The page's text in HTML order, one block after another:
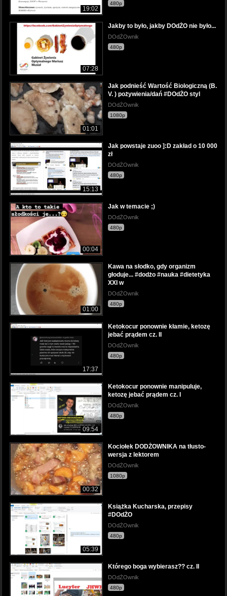
19:02
480p
07:28
Jakby to było, jakby DOdŻO nie było...
DOdŻOwnik
480p
01:01
Jak podnieść Wartość Biologiczną (B.
V. ) pożywienia/dań #DOdŻO styl
DOdŻOwnik
1080p
15:13
Jak powstaje zuoo ]:D zakład o 10 000
zł
DOdŻOwnik
480p
00:04
Jak w temacie ;)
DOdŻOwnik
480p
01:00
Kawa na słodko, gdy organizm
głoduje... #dodżo #nauka #dietetyka
XXI w
DOdŻOwnik
480p
17:37
Ketokocur ponownie kłamie, ketozę
jebać prądem cz. II
DOdŻOwnik
480p
09:54
Ketokocur ponownie manipuluje,
ketozę jebać prądem cz. I
DOdŻOwnik
480p
00:32
Kociołek DODŻOWNIKA na tłusto-
wersja z lektorem
DOdŻOwnik
1080p
05:39
Książka Kucharska, przepisy
#DOdŻO
DOdŻOwnik
480p
Którego boga wybierasz?? cz. II
DOdŻOwnik
480p